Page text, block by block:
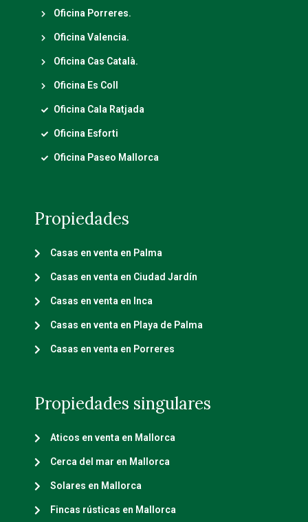
Oficina Porreres.
Oficina Valencia.
Oficina Cas Català.
Oficina Es Coll
Oficina Cala Ratjada
Oficina Esforti
Oficina Paseo Mallorca
Propiedades
Casas en venta en Palma
Casas en venta en Ciudad Jardín
Casas en venta en Inca
Casas en venta en Playa de Palma
Casas en venta en Porreres
Propiedades singulares
Aticos en venta en Mallorca
Cerca del mar en Mallorca
Solares en Mallorca
Fincas rústicas en Mallorca